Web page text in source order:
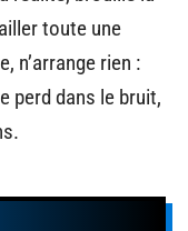
toute une
n’arrange rien :
perd dans le bruit,